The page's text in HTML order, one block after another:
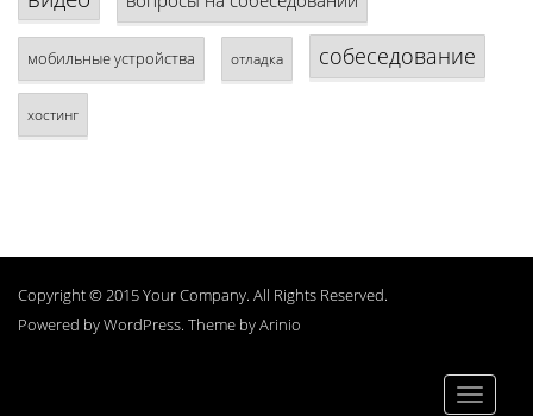
мобильные устройства отладка собеседование
хостинг
Copyright © 2015 Your Company. All Rights Reserved.
Powered byWordPress. Theme byArinio
Toggle